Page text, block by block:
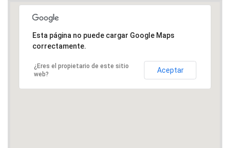
Esta página no puede cargar Google Maps
correctamente.
¿Eres el propietario de este sitio
web?
Aceptar